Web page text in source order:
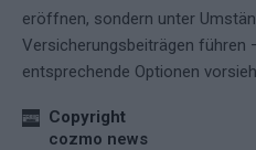
eröffnen, sondern unter
Versicherungsbeiträgen führen
entsprechende Optionen
Copyright
cozmo news